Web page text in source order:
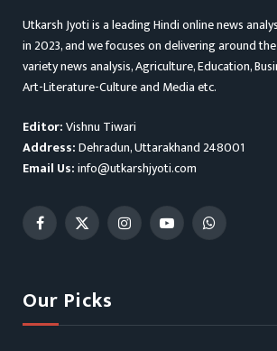
Utkarsh Jyoti is a leading Hindi online news
in 2023, and we focuses on delivering around
variety news analysis, Agriculture, Education,
Art-Literature-Culture and Media etc.
Editor:Vishnu Tiwari
Address:Dehradun, Uttarakhand 248001
Email Us:info@utkarshjyoti.com
Facebook
X
InstagramYouTubeWhatsApp
Our Picks